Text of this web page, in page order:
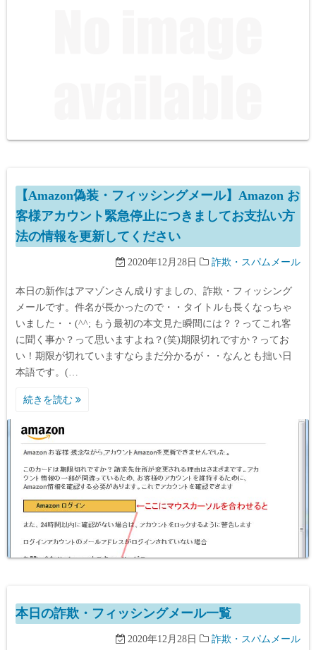
【Amazon偽装・フィッシングメール】Аmazon お
客様アカウント緊急停止につきましてお支払い方
法の情報を更新してください
2020年12月28日 詐欺・スパムメール
本日の新作はアマゾンさん成りすましの、詐欺・フィッシング
メールです。件名が長かったので・・タイトルも長くなっちゃ
いました・・(^^; もう最初の本文見た瞬間には？？ってこれ客
に聞く事か？って思いますよね？(笑)期限切れですか？ってお
い！期限が切れていますならまだ分かるが・・なんとも拙い日
本語です。(…
続きを読む
本日の詐欺・フィッシングメール一覧
2020年12月28日 詐欺・スパムメール